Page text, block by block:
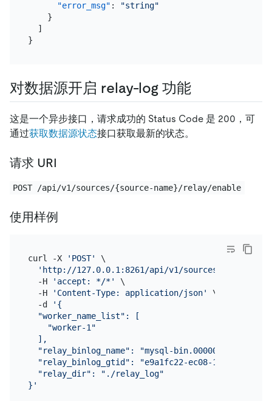
"error_msg" :
"string"
}
]
}
对数据源开启 relay-log 功能
这是一个异步接口，请求成功的 Status Code 是 200，可
通过获取数据源状态接口获取最新的状态。
请求 URI
POST /api/v1/sources/{source-name}/relay/enable
使用样例
curl -X 'POST'
\
'http://127.0.0.1:8261/api/v1/sources/mysql-01/
  -H
'accept: */*'
\
  -H
'Content-Type: application/json'
\
  -d
'{
  "worker_name_list": [
    "worker-1"
  ],
  "relay_binlog_name": "mysql-bin.000002",
"relay_binlog_gtid": "e9a1fc22-ec08-11e9-b2ac-
  "relay_dir": "./relay_log"
}'